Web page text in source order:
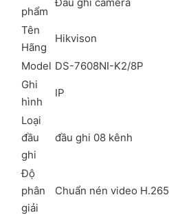
phẩm
Tên
Hãng
Hikvison
Model DS-7608NI-K2/8P
Ghi
hình
IP
Loại
đầu
ghi
đầu ghi 08 kênh
Độ
phân
giải
Chuẩn nén video